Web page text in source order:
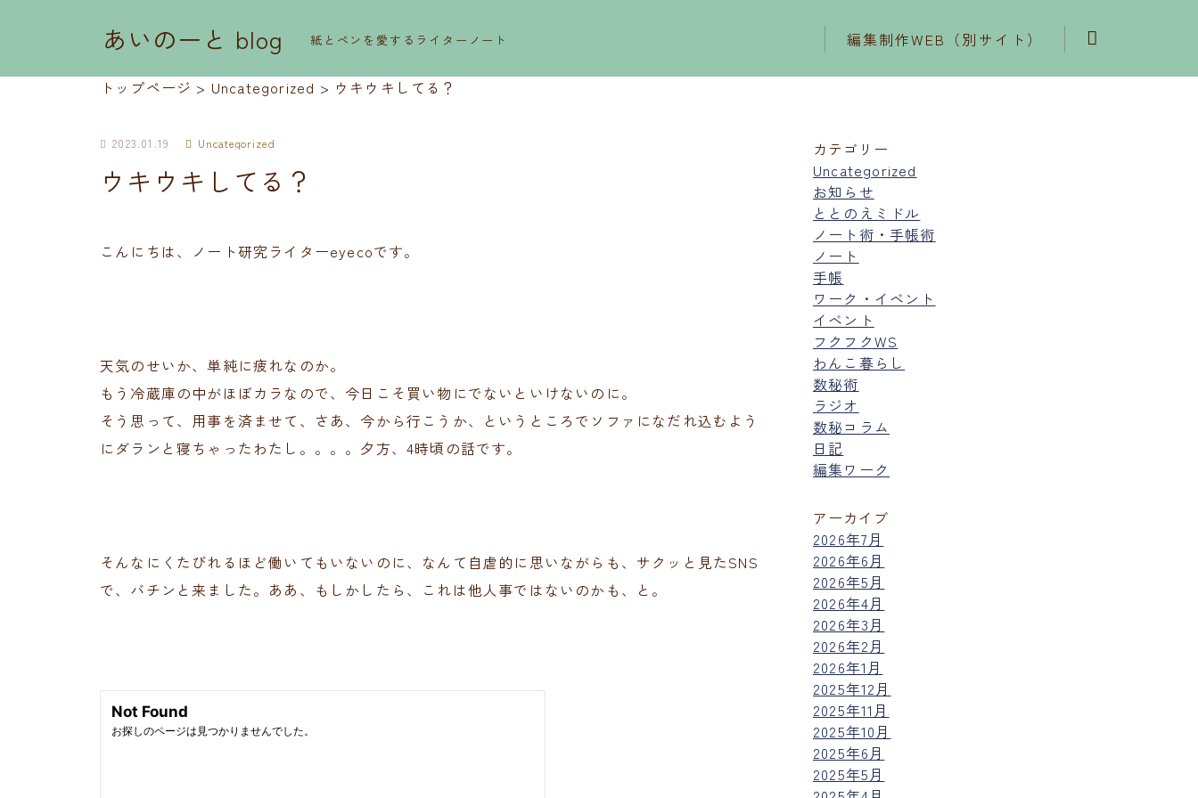
あいのーと blog 紙とペンを愛するライターノート 編集制作WEB（別サイト）
トップページ > Uncategorized > ウキウキしてる？
2023.01.19 Uncategorized
ウキウキしてる？
こんにちは、ノート研究ライターeyecoです。
天気のせいか、単純に疲れなのか。
もう冷蔵庫の中がほぼカラなので、今日こそ買い物にでないといけないのに。
そう思って、用事を済ませて、さあ、今から行こうか、というところでソファになだれ込むよう
にダランと寝ちゃったわたし。。。。夕方、4時頃の話です。
そんなにくたびれるほど働いてもいないのに、なんて自虐的に思いながらも、サクッと見たSNS
で、バチンと来ました。ああ、もしかしたら、これは他人事ではないのかも、と。
カテゴリー
Uncategorized
お知らせ
ととのえミドル
ノート術・手帳術
ノート
手帳
ワーク・イベント
イベント
フクフクWS
わんこ暮らし
数秘術
ラジオ
数秘コラム
日記
編集ワーク
アーカイブ
2026年7月
2026年6月
2026年5月
2026年4月
2026年3月
2026年2月
2026年1月
2025年12月
2025年11月
2025年10月
2025年6月
2025年5月